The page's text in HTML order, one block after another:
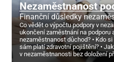
Nezaměstnanost
Finanční důsledky
Co vědět o výpočtu podpory v
ukončení zaměstnání na podporu
nezaměstnanost důchod?
Kdo
sám platí zdravotní pojištění?
v nezaměstnanosti bez doložení